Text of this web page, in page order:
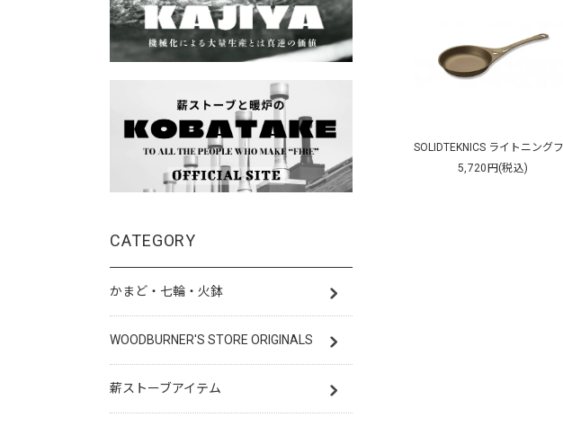
5,720円(税込)
CATEGORY
かまど・七輪・火鉢
WOODBURNER'S STORE ORIGINALS
薪ストーブアイテム